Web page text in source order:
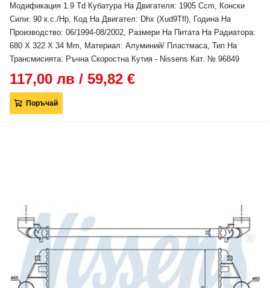
Модификация 1.9 Td Кубатура На Двигателя: 1905 Ccm, Конски
Сили: 90 к.с./Hp, Код На Двигател: Dhx (Xud9Tfl), Година На
Производство: 06/1994-08/2002, Размери На Питата На Радиатора:
680 X 322 X 34 Mm, Материал: Алуминий/ Пластмаса, Тип На
Трансмисията: Ръчна Скоростна Кутия - Nissens Кат. № 96849
117,00 лв / 59,82 €
Поръчай